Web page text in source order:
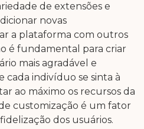
de extensões e
novas
a plataforma com outros
é fundamental para criar
mais agradável e
indivíduo se sinta à
ao máximo os recursos da
customização é um fator
dos usuários.